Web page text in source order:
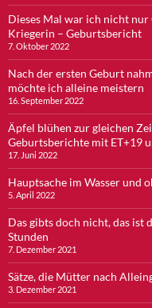
Dieses Mal war ich nicht
Kriegerin – Geburtsbericht
7. Oktober 2022
Nach der ersten Geburt
möchte ich alleine meistern
16. September 2022
Äpfel blühen zur gleichen
Geburtsberichte mit ET+19
17. Juni 2022
Hauptsache im Wasser und
5. April 2022
Das gibts doch nicht, das ist
Stunden
7. Dezember 2021
Sätze, die Mütter nach
3. Dezember 2021